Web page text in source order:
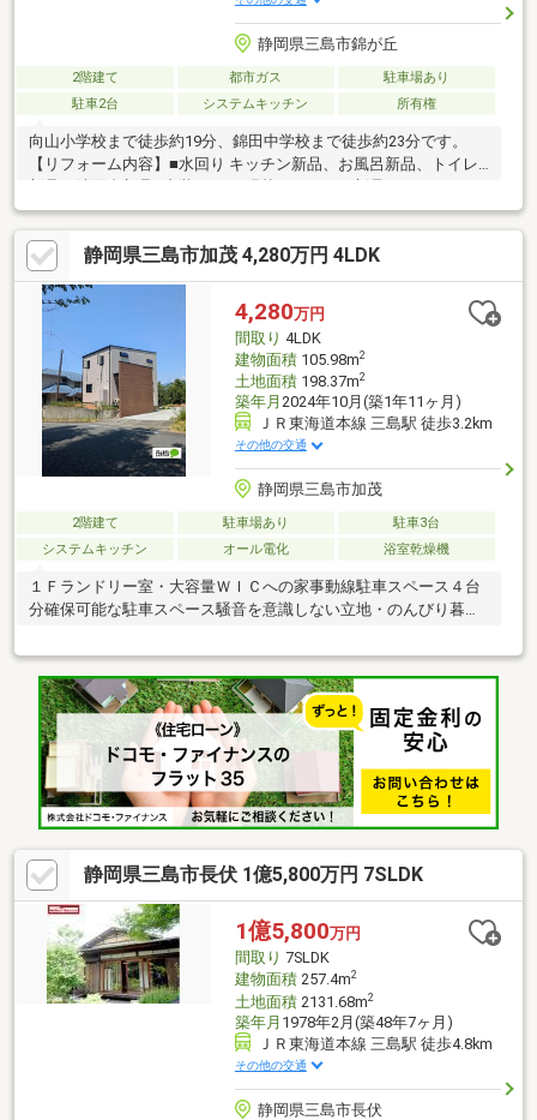
静岡県三島市錦が丘
2階建て 都市ガス
駐車場あり
駐車2台
システムキッチン 所有権
向山小学校まで徒歩約19分、錦田中学校まで徒歩約23分です。
【リフォーム内容】■水回り キッチン新品、お風呂新品、トイレ
ル貼り、畳表替え、襖貼替え、室内クリーニング、クッションフ
ロア張替え、白蟻点検、建具交換■三島市コミュニティバス「錦
が丘」停 徒歩約2分■向山小・錦田中■市街化調整区域に存するた
め、再建築については一定の条件があります。■瑕疵保険（国交
省指定）保証付■地区計画区域■各階面積：1階59.62㎡ 2階49.68㎡
■司法書士は売主の指定になります。
静岡県三島市加茂 4,280万円 4LDK
4,280万円
間取り 4LDK
建物面積105.98m2
土地面積198.37m2
築年月 2024年10月(築1年11ヶ月)
ＪＲ東海道本線 三島駅 徒歩3.2km
その他の交通
静岡県三島市加茂
2階建て 駐車場あり
駐車3台
システムキッチン
オール電化 浴室乾燥機
１Ｆランドリー室・大容量ＷＩＣへの家事動線駐車スペース４台
分確保可能な駐車スペース騒音を意識しない立地・のんびり暮ら
静岡県三島市長伏 1億5,800万円 7SLDK
1億5,800万円
間取り 7SLDK
建物面積257.4m2
土地面積2131.68m2
築年月 1978年2月(築48年7ヶ月)
ＪＲ東海道本線 三島駅 徒歩4.8km
その他の交通
静岡県三島市長伏